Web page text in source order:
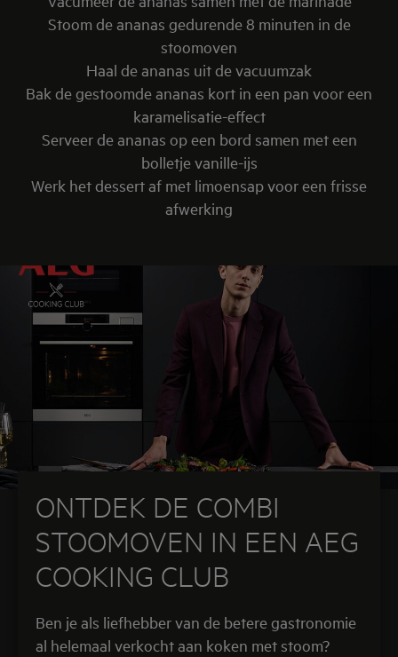
Stoom de ananas gedurende 8 minuten in de
stoomoven
Haal de ananas uit de vacuumzak
Bak de gestoomde ananas kort in een pan voor een
karamelisatie-effect
Serveer de ananas op een bord samen met een
bolletje vanille-ijs
Werk het dessert af met limoensap voor een frisse
afwerking
ONTDEK DE COMBI
STOOMOVEN IN EEN AEG
COOKING CLUB
Ben je als liefhebber van de betere gastronomie
al helemaal verkocht aan koken met stoom?